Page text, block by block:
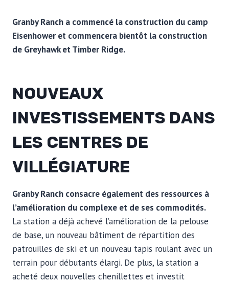
Granby Ranch a commencé la construction du camp
Eisenhower et commencera bientôt la construction
de Greyhawk et Timber Ridge.
NOUVEAUX
INVESTISSEMENTS DANS
LES CENTRES DE
VILLÉGIATURE
Granby Ranch consacre également des ressources à
l’amélioration du complexe et de ses commodités.
La station a déjà achevé l’amélioration de la pelouse
de base, un nouveau bâtiment de répartition des
patrouilles de ski et un nouveau tapis roulant avec un
terrain pour débutants élargi. De plus, la station a
acheté deux nouvelles chenillettes et investit